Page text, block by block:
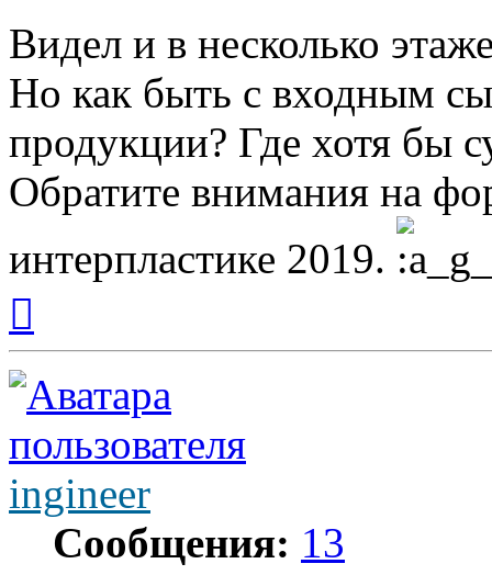
Видел и в несколько
Но как быть с входным
продукции? Где хотя бы
Обратите внимания на
интерпластике 2019.
началу
ingineer
Сообщения: 13